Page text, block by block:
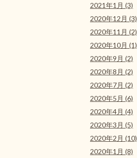
2021年1月 (3)
2020年12月 (3)
2020年11月 (2)
2020年10月 (1)
2020年9月 (2)
2020年8月 (2)
2020年7月 (2)
2020年5月 (6)
2020年4月 (4)
2020年3月 (5)
2020年2月 (10)
2020年1月 (8)